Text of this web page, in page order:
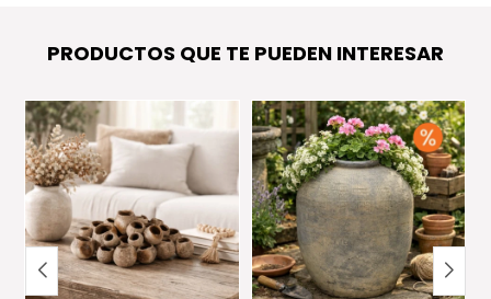
PRODUCTOS QUE TE PUEDEN INTERESAR